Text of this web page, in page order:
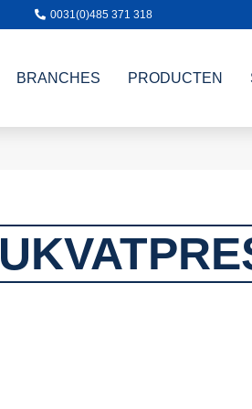
0031(0)485 371 318
BRANCHES PRODUCTEN